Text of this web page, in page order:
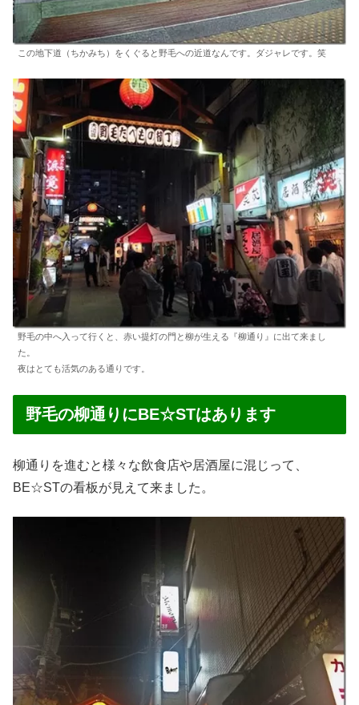
この地下道（ちかみち）をくぐると野毛への近道なんです。ダジャレです。笑
野毛の中へ入って行くと、赤い提灯の門と柳が生える『柳通り』に出て来まし
た。
夜はとても活気のある通りです。
野毛の柳通りにBE☆STはあります
柳通りを進むと様々な飲食店や居酒屋に混じって、
BE☆STの看板が見えて来ました。